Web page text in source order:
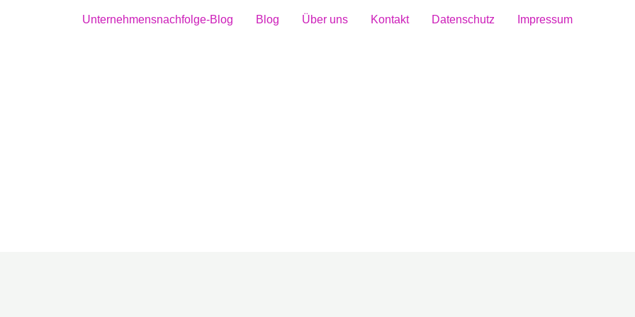
Unternehmensnachfolge-Blog Blog Über uns Kontakt Datenschutz Impressum